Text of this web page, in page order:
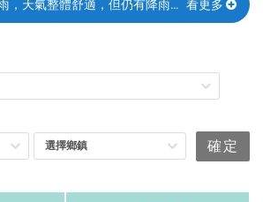
多雲短暫陣雨或雷雨，天氣整體舒適，但仍有降雨機率 看更多
確定